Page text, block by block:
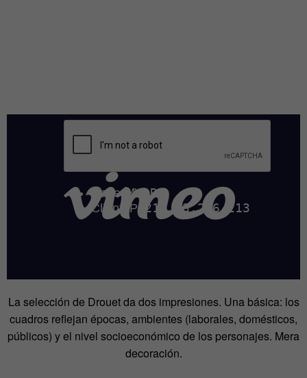
La selección de Drouet da dos impresiones. Una básica: los
cuadros reflejan épocas, ambientes (laborales, domésticos,
públicos) y el nivel socioeconómico de los personajes. Mera
decoración.